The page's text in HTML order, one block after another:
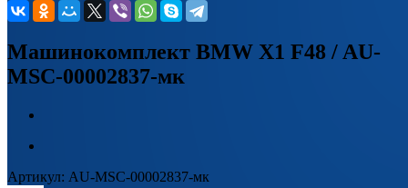
Машинокомплект BMW X1 F48 / AU-
MSC-00002837-мк
Артикул: AU-MSC-00002837-мк